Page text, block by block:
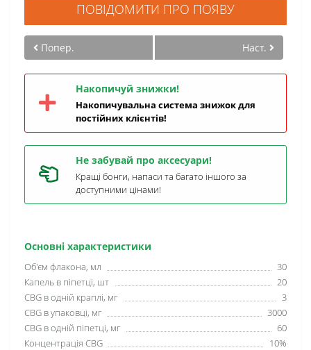
Основні характеристики
Об'єм флакона, мл
30
Капель в піпетці, шт
20
CBG в одній краплі, мг
3
CBG в упаковці, мг
3000
CBG в одній піпетці, мг
60
Концентрація CBG
10%
ПОВІДОМИТИ ПРО ПОЯВУ
Попер. Наст.
Накопичуй знижки!
Накопичувальна система знижок для
постійних клієнтів!
Не забувай про аксесуари!
Кращі бонги, напаси та багато іншого за
доступними цінами!